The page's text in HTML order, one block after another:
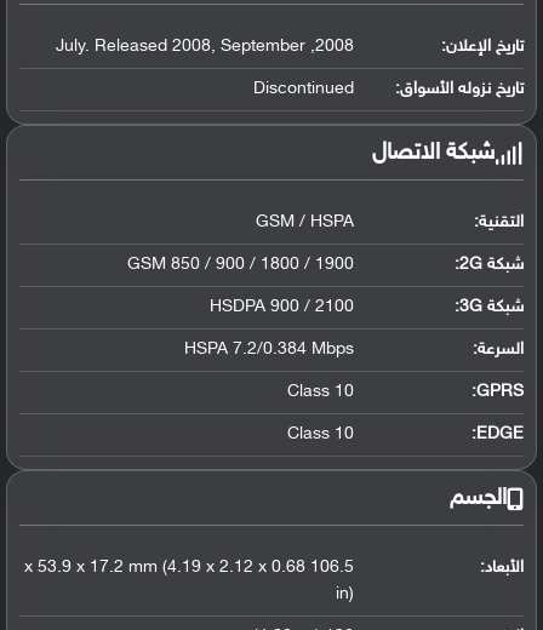
تاريخ الإعلان: 2008, July. Released 2008, September
تاريخ نزوله الأسواق: Discontinued
شبكة الاتصال
التقنية: GSM / HSPA
شبكة 2G: GSM 850 / 900 / 1800 / 1900
شبكة 3G :
HSDPA 900 / 2100
السرعة: HSPA 7.2/0.384 Mbps
GPRS:
Class 10
EDGE:
Class 10
الجسم
الأبعاد:
106.5 x 53.9 x 17.2 mm (4.19 x 2.12 x 0.68
in)